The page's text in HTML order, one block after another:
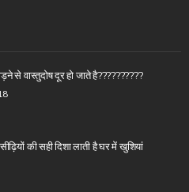
से वास्तुदोष दूर हो जाते है??????????
की सही दिशा लाती है घर में खुशियां